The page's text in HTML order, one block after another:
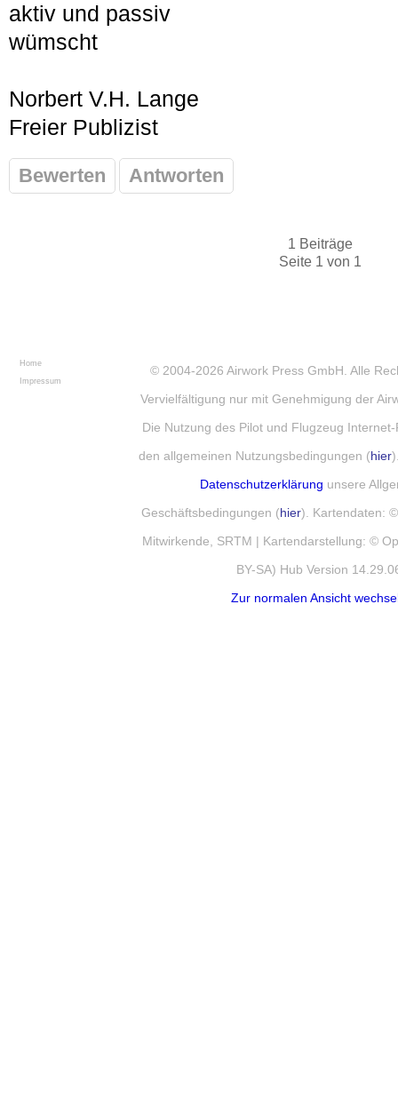
aktiv und passiv
wümscht
Norbert V.H. Lange
Freier Publizist
Bewerten Antworten
1 Beiträge
Seite 1 von 1
Home
Impressum
© 2004-2026 Airwork Press GmbH . Alle
Vervielfältigung nur mit Genehmigung der
Die Nutzung des Pilot und Flugzeug
den allgemeinen Nutzungsbedingungen (hier
Datenschutzerklärung unsere
Geschäftsbedingungen (hier). Kartendaten:
Mitwirkende, SRTM | Kartendarstellung: ©
BY-SA) Hub Version
Zur normalen Ansicht